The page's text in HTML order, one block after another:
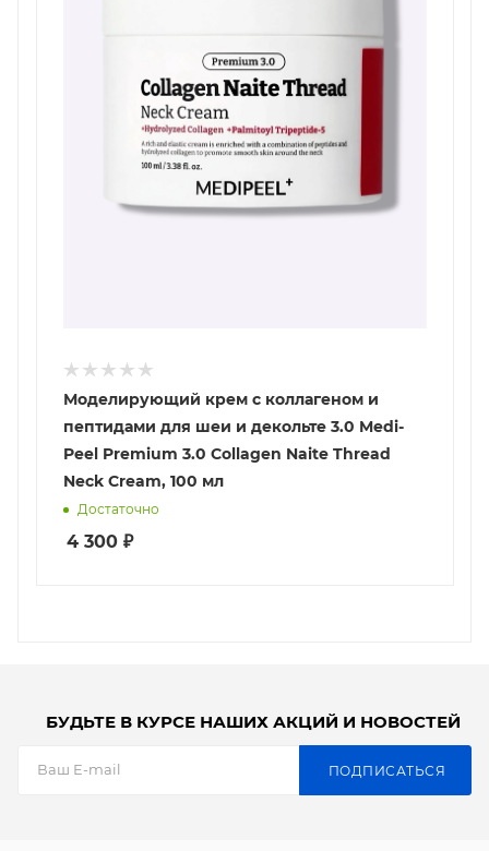
Моделирующий крем с коллагеном и
пептидами для шеи и декольте 3.0 Medi-
Peel Premium 3.0 Collagen Naite Thread
Neck Cream, 100 мл
Достаточно
4 300 ₽
БУДЬТЕ В КУРСЕ НАШИХ АКЦИЙ И НОВОСТЕЙ
ПОДПИСАТЬСЯ